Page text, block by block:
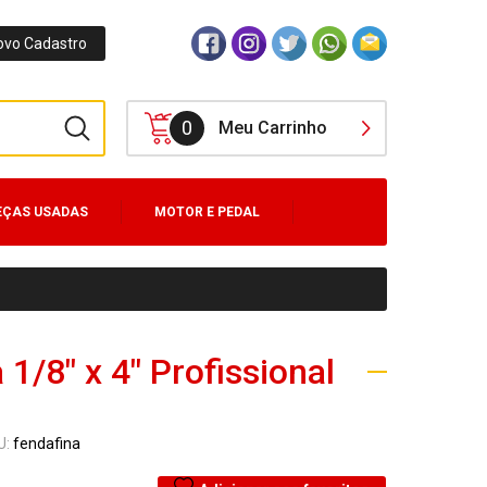
Cadastro
0 Meu Carrinho
USADAS MOTOR E PEDAL
1/8" x 4" Profissional
fendafina